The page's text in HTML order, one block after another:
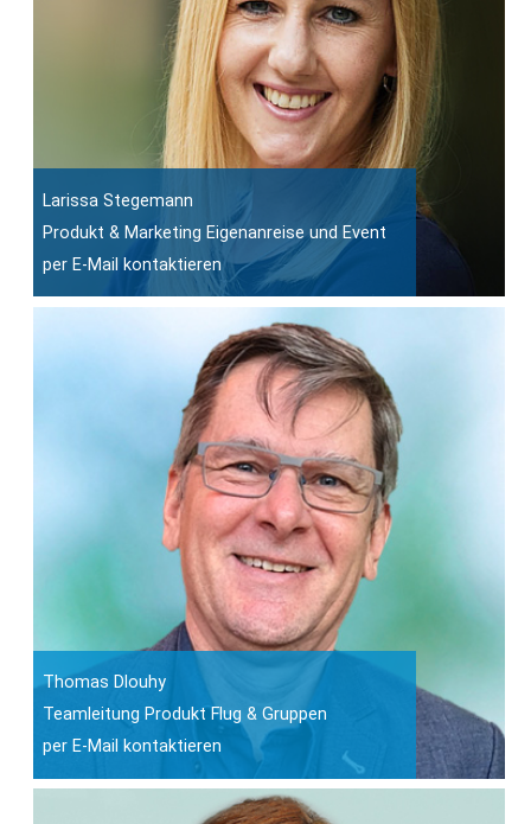
Larissa Stegemann
Produkt & Marketing Eigenanreise und Event
per E-Mail kontaktieren
Thomas Dlouhy
Teamleitung Produkt Flug & Gruppen
per E-Mail kontaktieren